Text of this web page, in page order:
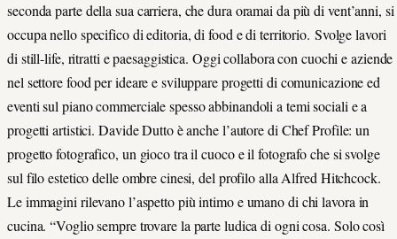
seconda parte della sua carriera, che dura oramai da più di vent’anni, si
occupa nello specifico di editoria, di food e di territorio. Svolge lavori
di still-life, ritratti e paesaggistica. Oggi collabora con cuochi e aziende
nel settore food per ideare e sviluppare progetti di comunicazione ed
eventi sul piano commerciale spesso abbinandoli a temi sociali e a
progetti artistici. Davide Dutto è anche l’autore di Chef Profile: un
progetto fotografico, un gioco tra il cuoco e il fotografo che si svolge
sul filo estetico delle ombre cinesi, del profilo alla Alfred Hitchcock.
Le immagini rilevano l’aspetto più intimo e umano di chi lavora in
cucina. “Voglio sempre trovare la parte ludica di ogni cosa. Solo così